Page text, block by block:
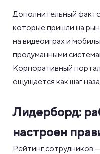
Дополнительный
которые пришли на
на видеоиграх и
продуманными
Корпоративный
ощущается как шаг
Лидерборд:
настроен
Рейтинг сотрудников